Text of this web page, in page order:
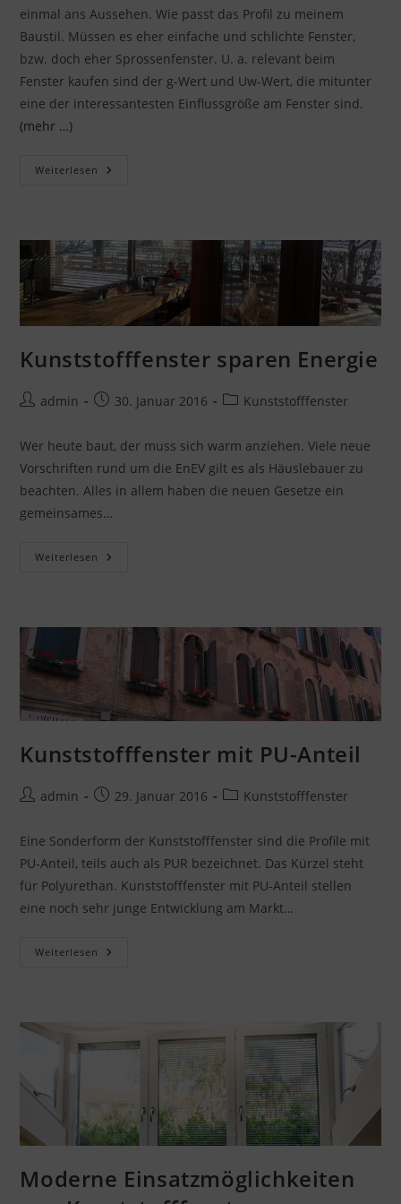
einmal ans Aussehen. Wie passt das Profil zu meinem
Baustil. Müssen es eher einfache und schlichte Fenster,
bzw. doch eher Sprossenfenster. U. a. relevant beim
Fenster kaufen sind der g-Wert und Uw-Wert, die mitunter
eine der interessantesten Einflussgröße am Fenster sind.
(mehr …)
Weiterlesen Fenster
Kunststofffenster sparen Energie
Beitrags-
admin
Beitrag30. Januar 2016
Beitrags-
Kunststofffenster
Wer heute baut, der muss sich warm anziehen. Viele neue
Vorschriften rund um die EnEV gilt es als Häuslebauer zu
beachten. Alles in allem haben die neuen Gesetze ein
gemeinsames…
Weiterlesen Kunststofffenster
Kunststofffenster mit PU-Anteil
Beitrags-
admin
Beitrag29. Januar 2016
Beitrags-
Kunststofffenster
Eine Sonderform der Kunststofffenster sind die Profile mit
PU-Anteil, teils auch als PUR bezeichnet. Das Kürzel steht
für Polyurethan. Kunststofffenster mit PU-Anteil stellen
eine noch sehr junge Entwicklung am Markt…
Weiterlesen Kunststofffenster
Moderne Einsatzmöglichkeiten